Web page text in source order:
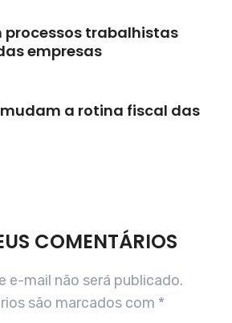
processos trabalhistas
empresas
mudam a rotina fiscal das
COMENTÁRIOS
e-mail não será publicado.
são marcados com *